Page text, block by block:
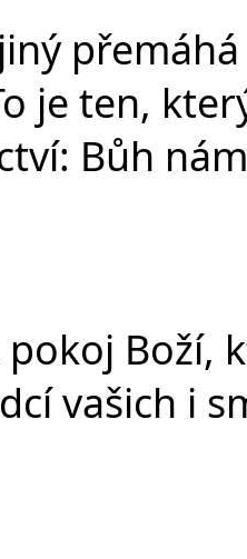
je ten,
Bůh
pokoj Boží,
vašich i